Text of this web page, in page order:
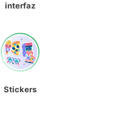
interfaz
Stickers